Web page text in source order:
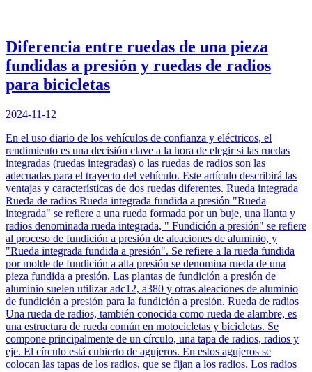
Diferencia entre ruedas de una pieza
fundidas a presión y ruedas de radios
para bicicletas
2024-11-12
En el uso diario de los vehículos de confianza y eléctricos, el
rendimiento es una decisión clave a la hora de elegir si las ruedas
integradas (ruedas integradas) o las ruedas de radios son las
adecuadas para el trayecto del vehículo. Este artículo describirá las
ventajas y características de dos ruedas diferentes. Rueda integrada
Rueda de radios Rueda integrada fundida a presión "Rueda
integrada" se refiere a una rueda formada por un buje, una llanta y
radios denominada rueda integrada, " Fundición a presión" se refiere
al proceso de fundición a presión de aleaciones de aluminio, y
"Rueda integrada fundida a presión". Se refiere a la rueda fundida
por molde de fundición a alta presión se denomina rueda de una
pieza fundida a presión. Las plantas de fundición a presión de
aluminio suelen utilizar adc12, a380 y otras aleaciones de aluminio
de fundición a presión para la fundición a presión. Rueda de radios
Una rueda de radios, también conocida como rueda de alambre, es
una estructura de rueda común en motocicletas y bicicletas. Se
compone principalmente de un círculo, una tapa de radios, radios y
eje. El círculo está cubierto de agujeros. En estos agujeros se
colocan las tapas de los radios, que se fijan a los radios. Los radios